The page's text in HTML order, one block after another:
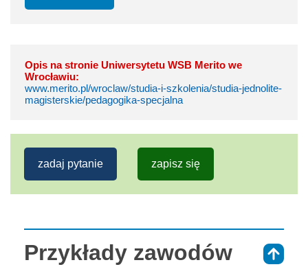
Opis na stronie Uniwersytetu WSB Merito we
Wrocławiu:
www.merito.pl/wroclaw/studia-i-szkolenia/studia-jednolite-
magisterskie/pedagogika-specjalna
zadaj pytanie zapisz się
Przykłady zawodów